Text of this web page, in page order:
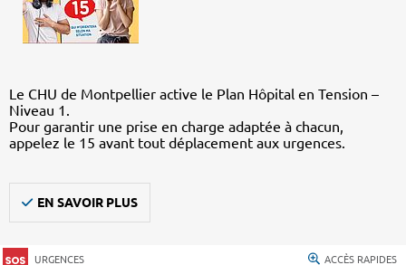
Le CHU de Montpellier active le Plan Hôpital en Tension –
Niveau 1.
Pour garantir une prise en charge adaptée à chacun,
appelez le 15 avant tout déplacement aux urgences.
EN SAVOIR PLUS
URGENCES ACCÈS RAPIDES